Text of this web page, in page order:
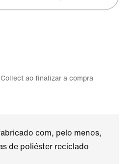
ao finalizar a compra
com, pelo menos,
de poliéster reciclado